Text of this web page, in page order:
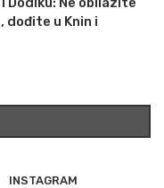
dođite u Knin i
INSTAGRAM